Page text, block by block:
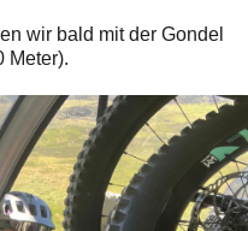
wir bald mit der Gondel
Meter).